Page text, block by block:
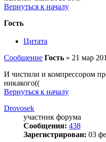
Вернуться к началу
Гость
Цитата
Сообщение Гость » 21 мар
И чистили и компрессором
никакого((
Вернуться к началу
Drovosek
участник форума
Сообщения: 438
Зарегистрирован: 03